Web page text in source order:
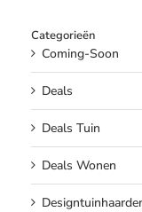
Categorieën
Coming-Soon
Deals
Deals Tuin
Deals Wonen